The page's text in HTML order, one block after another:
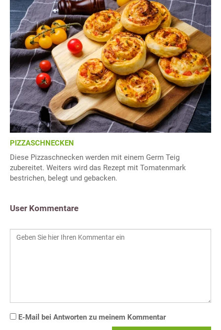
PIZZASCHNECKEN
Diese Pizzaschnecken werden mit einem Germ Teig
zubereitet. Weiters wird das Rezept mit Tomatenmark
bestrichen, belegt und gebacken.
User Kommentare
E-Mail bei Antworten zu meinem Kommentar